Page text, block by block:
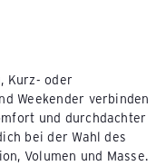
Kurz- oder
Weekender verbinden
und durchdachter
bei der Wahl des
Volumen und Masse.